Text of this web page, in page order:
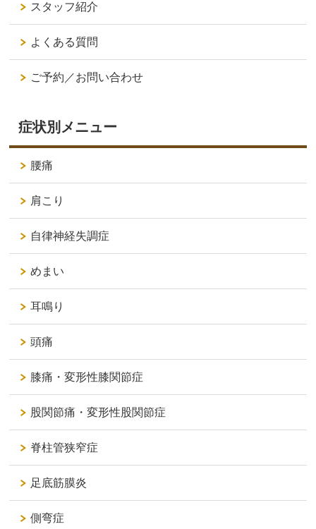
スタッフ紹介
よくある質問
ご予約／お問い合わせ
症状別メニュー
腰痛
肩こり
自律神経失調症
めまい
耳鳴り
頭痛
膝痛・変形性膝関節症
股関節痛・変形性股関節症
脊柱管狭窄症
足底筋膜炎
側弯症